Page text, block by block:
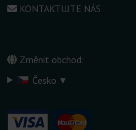
KONTAKTUJTE NÁS
Změnit obchod:
Česko ▾